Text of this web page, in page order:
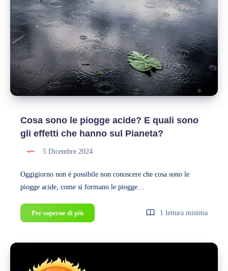
qual
è
il
significato
di
tanti
altri
termini
documenti
ufficiali
che
l’ambiente
Cosa sono le piogge acide? E quali sono
gli effetti che hanno sul Pianeta?
5 Dicembre 2024
Oggigiorno non è possibile non conoscere che cosa sono le
piogge acide, come si formano le piogge…
Per saperne di piùCosa
sono
1 lettura minima